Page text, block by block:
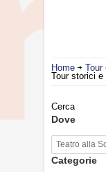
Home Tour
Tour storici
Cerca
Dove
Categorie